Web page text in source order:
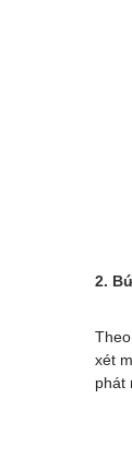
2.
xét
phát